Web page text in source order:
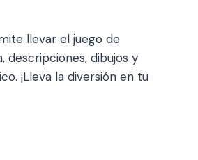
llevar el juego de
descripciones, dibujos y
¡Lleva la diversión en tu